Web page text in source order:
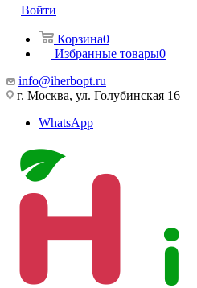
Войти
Корзина0
Избранные товары0
info@iherbopt.ru
г. Москва, ул. Голубинская 16
WhatsApp